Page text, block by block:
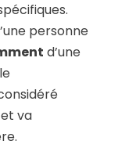
personne
d’une
va